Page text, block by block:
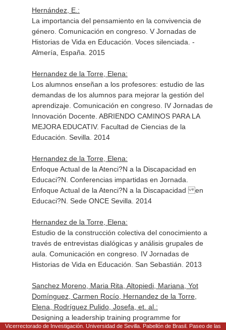
Hernández, E.:
La importancia del pensamiento en la convivencia de
género. Comunicación en congreso. V Jornadas de
Historias de Vida en Educación. Voces silenciada. -
Almería, España. 2015
Hernandez de la Torre, Elena:
Los alumnos enseñan a los profesores: estudio de las
demandas de los alumnos para mejorar la gestión del
aprendizaje. Comunicación en congreso. IV Jornadas de
Innovación Docente. ABRIENDO CAMINOS PARA LA
MEJORA EDUCATIV. Facultad de Ciencias de la
Educación. Sevilla. 2014
Hernandez de la Torre, Elena:
Enfoque Actual de la Atenci?N a la Discapacidad en
Educaci?N. Conferencias impartidas en Jornada.
Enfoque Actual de la Atenci?N a la Discapacidad en
Educaci?N. Sede ONCE Sevilla. 2014
Hernandez de la Torre, Elena:
Estudio de la construcción colectiva del conocimiento a
través de entrevistas dialógicas y análisis grupales de
aula. Comunicación en congreso. IV Jornadas de
Historias de Vida en Educación. San Sebastián. 2013
Sanchez Moreno, Maria Rita, Altopiedi, Mariana, Yot
Domínguez, Carmen Rocío, Hernandez de la Torre,
Elena, Rodríguez Pulido, Josefa, et. al.:
Designing a leadership training programme for
University managers. Comunicación en congreso.
Vicerrectorado de Investigación. Universidad de Sevilla. Pabellón de Brasil. Paseo de las